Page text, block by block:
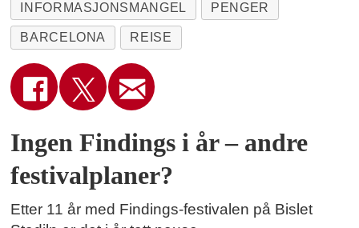
INFORMASJONSMANGEL PENGER
BARCELONA REISE
Ingen Findings i år – andre
festivalplaner?
Etter 11 år med Findings-festivalen på Bislet